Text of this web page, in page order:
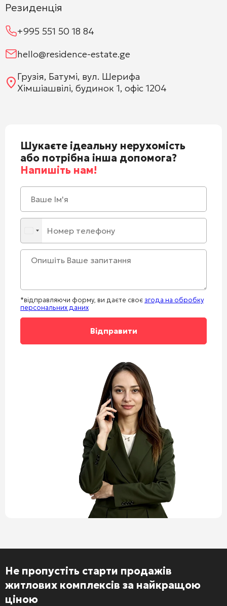
Резиденція
+995 551 50 18 84
hello@residence-estate.ge
Грузія, Батумі, вул. Шерифа
Хімшіашвілі, будинок 1, офіс 1204
Шукаєте ідеальну нерухомість
або потрібна інша допомога?
Напишіть нам!
*відправляючи форму, ви даєте своє згода на обробку
персональних даних
Не пропустіть старти продажів
житлових комплексів за найкращою
ціною